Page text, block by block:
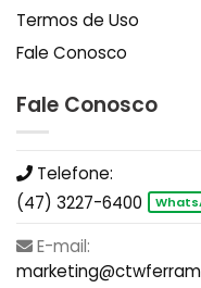
Termos de Uso
Fale Conosco
Fale Conosco
Telefone:
(47) 3227-6400
E-mail: